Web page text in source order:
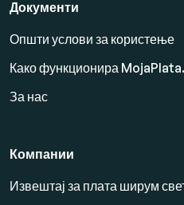
Документи
Општи услови за користење
Како функционира
За нас
Компании
Извештај за плата ширум